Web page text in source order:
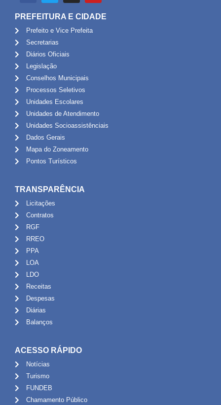
PREFEITURA E CIDADE
Prefeito e Vice Prefeita
Secretarias
Diários Oficiais
Legislação
Conselhos Municipais
Processos Seletivos
Unidades Escolares
Unidades de Atendimento
Unidades Socioassistênciais
Dados Gerais
Mapa do Zoneamento
Pontos Turísticos
TRANSPARÊNCIA
Licitações
Contratos
RGF
RREO
PPA
LOA
LDO
Receitas
Despesas
Diárias
Balanços
ACESSO RÁPIDO
Notícias
Turismo
FUNDEB
Chamamento Público